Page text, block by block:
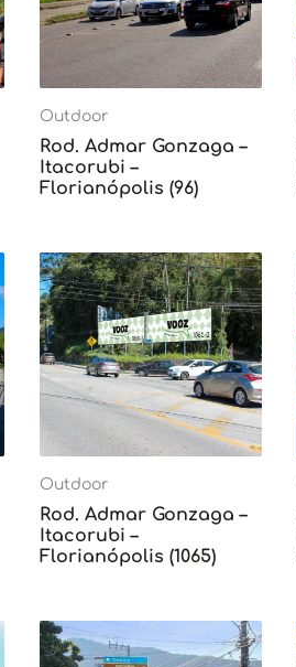
Outdoor
Rod. Admar Gonzaga –
Itacorubi –
Florianópolis (96)
Outdoor
Rod. Admar Gonzaga –
Itacorubi –
Florianópolis (1065)